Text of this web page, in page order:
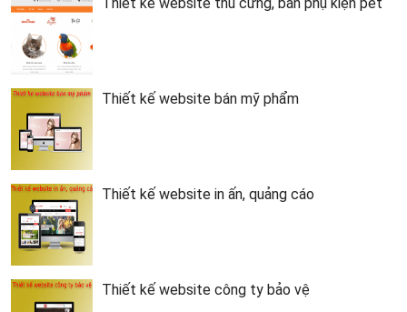
Thiết kế website bán mỹ phẩm
Thiết kế website in ấn, quảng cáo
Thiết kế website công ty bảo vệ